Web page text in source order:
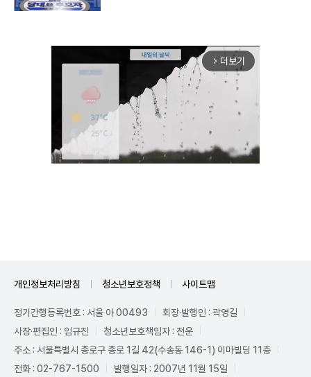
arrow_forward_ios 더보기
개인정보처리방침 청소년보호정책 사이트맵
정기간행등록번호 : 서울 아 00493
회장·발행인 : 곽영길
사장·편집인 : 임규진
청소년보호책임자 : 전운
주소 : 서울특별시 종로구 종로 1길 42(수송동 146-1) 이마빌딩 11층
전화 : 02-767-1500
발행일자 : 2007년 11월 15일